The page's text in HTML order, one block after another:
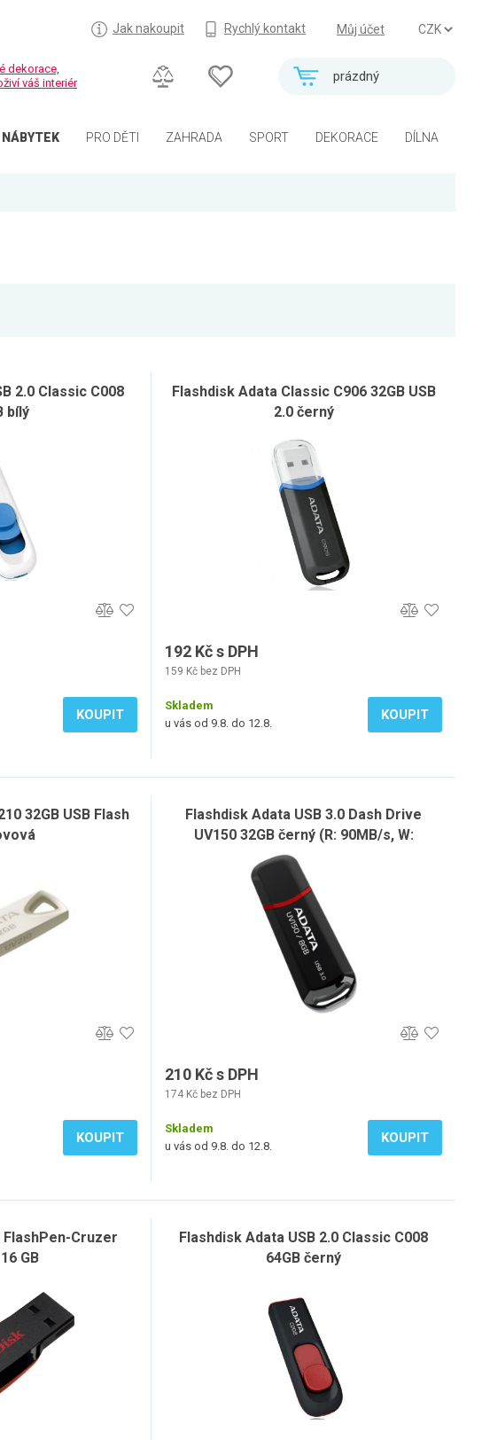
Můj účet
Jak nakoupit Rychlý kontakt
prázdný
dekorace,
váš interiér
NÁBYTEK PRO DĚTI ZAHRADA SPORT DEKORACE DÍLNA
2.0 Classic C008
bílý
KOUPIT
Flashdisk Adata Classic C906 32GB USB
2.0 černý
192 Kč s DPH
159 Kč bez DPH
Skladem
u vás od 9.8. do 12.8.
KOUPIT
32GB USB Flash
KOUPIT
Flashdisk Adata USB 3.0 Dash Drive
UV150 32GB černý (R: 90MB/s, W:
20MB/s)
210 Kč s DPH
174 Kč bez DPH
Skladem
u vás od 9.8. do 12.8.
KOUPIT
FlashPen-Cruzer
GB
Flashdisk Adata USB 2.0 Classic C008
64GB černý